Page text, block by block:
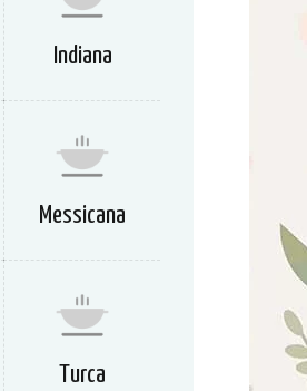
Indiana
Messicana
Turca